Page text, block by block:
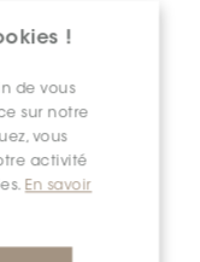
!
de vous
sur notre
vous
activité
En savoir